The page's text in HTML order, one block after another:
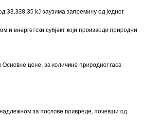
33.338,35 kЈ заузима запремину од једног
и енергетски субјект који производи природни
цене, за количине природног гаса
за послове привреде, почевши од